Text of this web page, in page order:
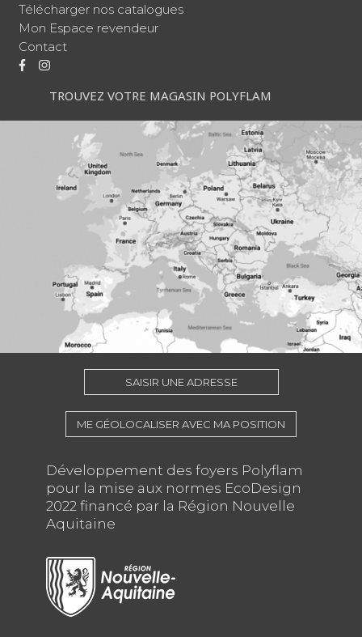
Télécharger nos catalogues
Mon Espace revendeur
Contact
TROUVEZ VOTRE MAGASIN POLYFLAM
SAISIR UNE ADRESSE
ME GÉOLOCALISER AVEC MA POSITION
Développement des foyers Polyflam
pour la mise aux normes EcoDesign
2022 financé par la Région Nouvelle
Aquitaine